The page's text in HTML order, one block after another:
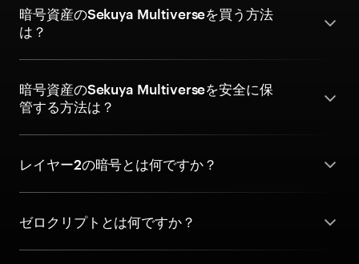
暗号資産のSekuya Multiverseを買う方法
は？
暗号資産のSekuya Multiverseを安全に保
管する方法は？
レイヤー2の暗号とは何ですか？
ゼロクリプトとは何ですか？